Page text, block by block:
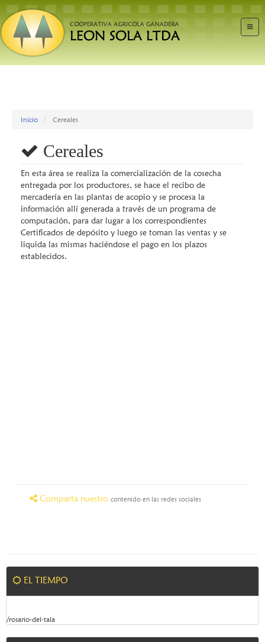
Inicio Cereales
Cereales
En esta área se realiza la comercialización de la cosecha
entregada por los productores, se hace el recibo de
mercadería en las plantas de acopio y se procesa la
información allí generada a través de un programa de
computación, para dar lugar a los correspondientes
Certificados de depósito y luego se toman las ventas y se
liquida las mismas haciéndose el pago en los plazos
establecidos.
Comparta nuestro contenido en las redes sociales
EL TIEMPO
/rosario-del-tala